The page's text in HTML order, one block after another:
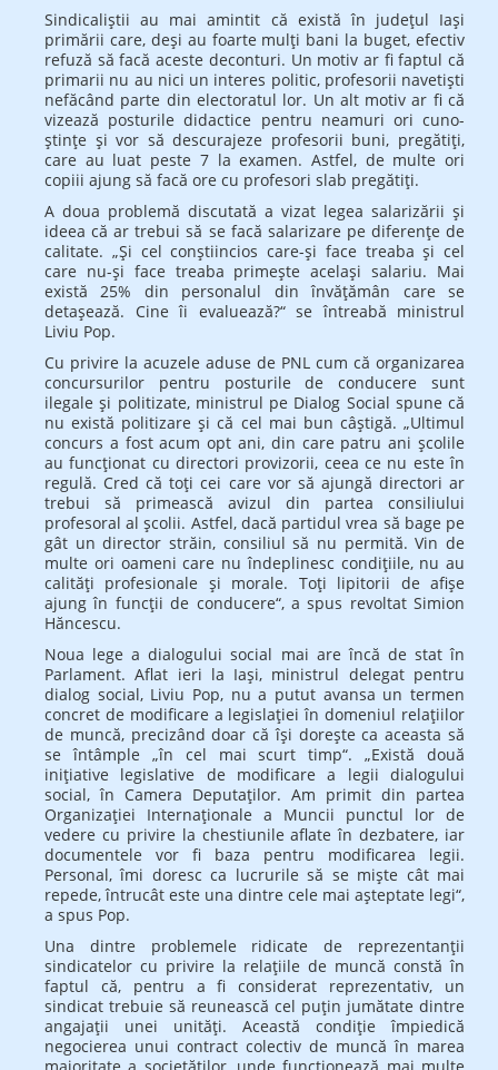
Sin­dicaliştii au mai amintit că există în judeţul Iaşi
primării care, deşi au foarte mulţi bani la buget, efectiv
re­fuză să facă aceste deconturi. Un motiv ar fi faptul că
primarii nu au nici un interes politic, profesorii navetişti
nefăcând parte din electoratul lor. Un alt motiv ar fi că
vizează posturile di­dactice pentru neamuri ori cuno­
ştinţe şi vor să descurajeze profesorii buni, pregătiţi,
care au luat peste 7 la exa­men. Astfel, de multe ori
copiii ajung să facă ore cu profesori slab pregătiţi.
A doua problemă discutată a vizat legea salarizării şi
ideea că ar trebui să se facă salarizare pe diferenţe de
calitate. „Şi cel conştiincios care-şi face treaba şi cel
care nu-şi face treaba primeşte acelaşi salariu. Mai
există 25% din personalul din învăţămân care se
detaşează. Cine îi evalu­ea­ză?“ se întreabă ministrul
Liviu Pop.
Cu privire la acuzele aduse de PNL cum că organizarea
concursurilor pentru posturile de conducere sunt
ilegale şi politizate, ministrul pe Dialog So­cial spune că
nu există politizare şi că cel mai bun câştigă. „Ultimul
concurs a fost acum opt ani, din care patru ani şcolile
au funcţionat cu directori provizorii, ceea ce nu este în
regulă. Cred că toţi cei care vor să ajungă directori ar
trebui să primească avizul din partea consiliului
profesoral al şcolii. Astfel, dacă partidul vrea să bage pe
gât un director străin, consi­liul să nu permită. Vin de
multe ori oameni care nu îndeplinesc condiţiile, nu au
ca­lităţi profesionale şi morale. Toţi lipitorii de afişe
ajung în funcţii de conduce­re“, a spus revoltat Simion
Hăn­cescu.
Noua lege a dialogului social mai are încă de stat în
Parlament. Aflat ieri la Iaşi, ministrul delegat pentru
dialog social, Liviu Pop, nu a putut avansa un termen
concret de modificare a legislaţiei în domeniul relaţiilor
de muncă, precizând doar că îşi doreşte ca aceasta să
se întâmple „în cel mai scurt timp“. „Există două
iniţiative legislative de modificare a legii dialogului
social, în Camera Deputaţilor. Am primit din partea
Organizaţiei Internaţionale a Muncii punctul lor de
vedere cu privire la chestiunile aflate în dezbatere, iar
documentele vor fi baza pentru modificarea legii.
Personal, îmi doresc ca lucrurile să se mişte cât mai
repede, întrucât este una dintre cele mai aşteptate legi“,
a spus Pop.
Una dintre problemele ridicate de reprezentanţii
sindicatelor cu privire la relaţiile de muncă constă în
faptul că, pentru a fi considerat reprezentativ, un
sindicat trebuie să reunească cel puţin jumătate dintre
angajaţii unei unităţi. Această condiţie împiedică
negocierea unui contract colectiv de muncă în marea